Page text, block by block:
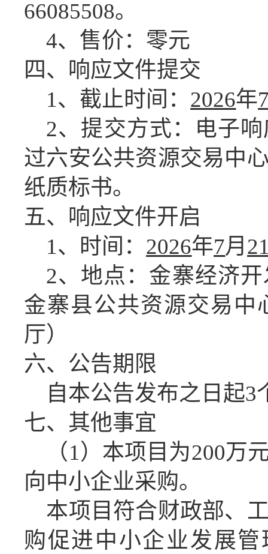
66085508。
4、售价：零元
四、响应文件提交
1、截止时间： 2026年
2、提交方式：电子
过六安公共资源交易中
纸质标书。
五、 响应文件开启
1、时间： 2026年7月
2、地点：金寨经济
金寨县公共资源交易中
厅）
六、公告期限
自本公告发布之日起3
七、 其他事宜
（1）本项目为200万
向中小企业采购。
本项目符合财政部、
购促进中小企业发展